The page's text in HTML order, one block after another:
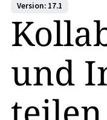
Version: 17.1
und